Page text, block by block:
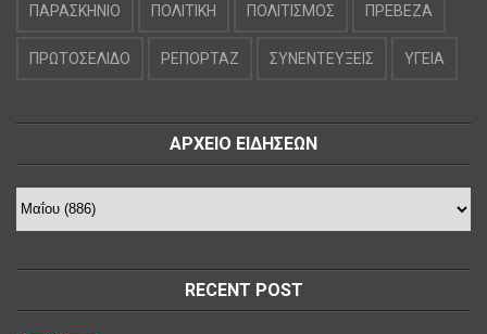
ΠΑΡΑΣΚΗΝΙΟ ΠΟΛΙΤΙΚΗ ΠΟΛΙΤΙΣΜΟΣ ΠΡΕΒΕΖΑ
ΠΡΩΤΟΣΕΛΙΔΟ ΡΕΠΟΡΤΑΖ ΣΥΝΕΝΤΕΥΞΕΙΣ ΥΓΕΙΑ
ΑΡΧΕΙΟ ΕΙΔΗΣΕΩΝ
RECENT POST